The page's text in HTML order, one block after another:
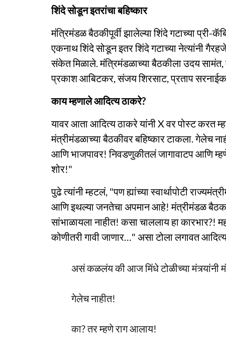
शिंदे सोडून इतरांचा बहिष्कार
मंत्रिमंडळ बैठकीपूर्वी झालेल्या शिंदे गटाच्या प्री-
एकनाथ शिंदे सोडून इतर शिंदे गटाच्या नेत्यांनी
संकेत मिळाले. मंत्रिमंडळाच्या बैठकीला उदय सामंत,
प्रकाश आबिटकर, संजय शिरसाट, प्रताप
काय म्हणाले आदित्य ठाकरे?
यावर आता आदित्य ठाकरे यांनी X वर पोस्ट करत
मंत्रीमंडळाच्या बैठकीवर बहिष्कार टाकला. गेलेच
आणि भाजपावर! निवडणुकीतलं जागावाटप आणि म्हणे
शोर!"
पुढे त्यांनी म्हटलं, "पण ह्यांच्या स्वार्थापोटी
आणि इथल्या जनतेचा अपमान आहे! मंत्रीमंडळ
सांभाळायला नाहीत! कसा चाललाय हा
कोणीतरी गावी जाणार…" असा टोला लगावत
असं कळलंय की आज मिंधे टोळीच्या मंत्र्यांनी
गेलेच नाहीत!
का? तर म्हणे राग आलाय!